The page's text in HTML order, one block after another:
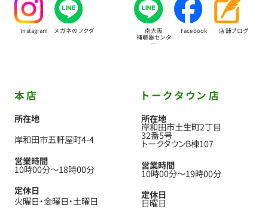
Instagram メガネのフクダ 南大阪
補聴器センタ
ー
Facebook 店舗ブログ
本店
所在地
岸和田市五軒屋町4-4
営業時間
10時00分〜18時00分
定休日
火曜日 金曜日 土曜日
トークタウン店
所在地
岸和田市土生町2丁目
32番5号
トークタウンB棟107
営業時間
10時00分〜19時00分
定休日
日曜日